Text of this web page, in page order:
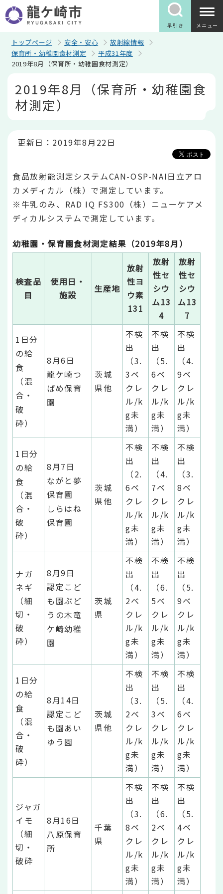
の
ペ
早引き メニュー
トップページ 安全・安心
放射線情報
保育所・幼稚園食材測定
平成31年度
2019年8月（保育所・幼稚園食材測定）
2019年8月（保育所・幼稚園食
材測定）
更新日：2019年8月22日
食品放射能測定システムCAN-OSP-NAI日立アロ
カメディカル（株）で測定しています。
※牛乳のみ、RAD IQ FS300（株）ニューケアメ
ディカルシステムで測定しています。
検査品
目
使用日・
施設
生産地
放射
性ヨ
ウ素
131
放射
性セ
シウ
ム13
4
放射
性セ
シウ
ム13
7
幼稚園・保育園食材測定結果（2019年8月）
1日分
の給
食
（混
合・
破
砕）
8月6日
龍ケ崎つ
ばめ保育
園
茨城
県他
不検
出
（3.
3ベ
クレ
ル/k
g未
満）
不検
出
（5.
6ベ
クレ
ル/k
g未
満）
不検
出
（4.
9ベ
クレ
ル/k
g未
満）
1日分
の給
食
（混
合・
破
砕）
8月7日
ながと夢
保育園
しらはね
保育園
茨城
県他
不検
出
（2.
6ベ
クレ
ル/k
g未
満）
不検
出
（4.
7ベ
クレ
ル/k
g未
満）
不検
出
（3.
8ベ
クレ
ル/k
g未
満）
ナガ
ネギ
（細
切・
破
砕）
8月9日
認定こど
も園ぶど
うの木竜
ケ崎幼稚
園
茨城
県
不検
出
（4.
2ベ
クレ
ル/k
g未
満）
不検
出
（6.
5ベ
クレ
ル/k
g未
満）
不検
出
（5.
9ベ
クレ
ル/k
g未
満）
1日分
の給
食
（混
合・
破
砕）
8月14日
認定こど
も園あい
ゆう園
茨城
県他
不検
出
（3.
2ベ
クレ
ル/k
g未
満）
不検
出
（5.
3ベ
クレ
ル/k
g未
満）
不検
出
（4.
6ベ
クレ
ル/k
g未
満）
ジャガ
イモ
（細
切・
破砕
8月16日
八原保育
所
千葉
県
不検
出
（3.
8ベ
クレ
ル/k
g未
満）
不検
出
（6.
2ベ
クレ
ル/k
g未
満）
不検
出
（5.
4ベ
クレ
ル/k
g未
満）